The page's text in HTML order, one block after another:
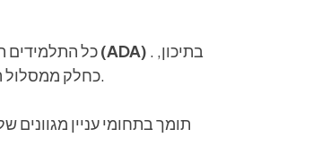
כל התלמידיםתעודת הבגרות האמריקאית (ADA)